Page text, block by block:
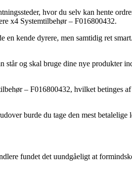
hvor du selv kan hente
x4 Systemtilbehør – F016800432.
kende dyrere, men samtidig ret
og skal bruge dine nye produkter
– F016800432, hvilket betinges af
burde du tage den mest
fundet det uundgåeligt at